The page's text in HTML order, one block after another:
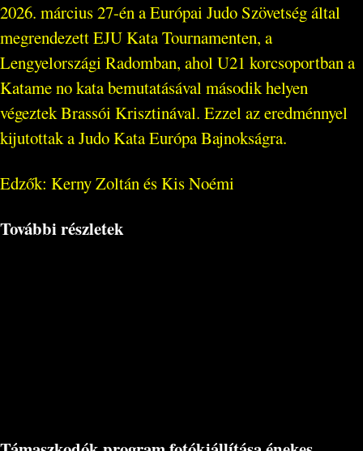
2026. március 27-én a Európai Judo Szövetség által
megrendezett EJU Kata Tournamenten, a
Lengyelországi Radomban, ahol U21 korcsoportban a
Katame no kata bemutatásával második helyen
végeztek Brassói Krisztinával. Ezzel az eredménnyel
kijutottak a Judo Kata Európa Bajnokságra.
Edzők: Kerny Zoltán és Kis Noémi
További részletek